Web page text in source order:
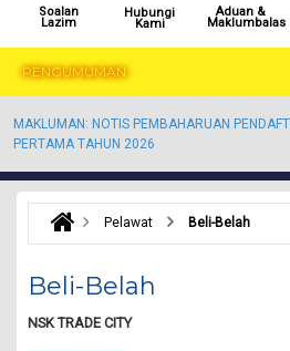
Soalan
Lazim
Hubungi
Kami
Aduan &
Maklumbalas
PENGUMUMAN
MAKLUMAN: NOTIS PEMBAHARUAN
PERTAMA TAHUN 2026
Pelawat Beli-Belah
Beli-Belah
NSK TRADE CITY